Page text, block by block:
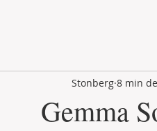
Gemma
Stonberg 8 min